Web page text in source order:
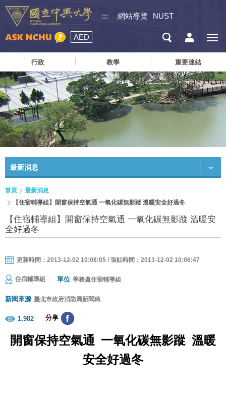
::: 網站導覽 NUST
AED
行政 教學 重要連結
最新消息
首頁
最新消息
【住宿輔導組】開窗保持空氣通 一氧化碳無影蹤 溫暖安全好過冬
【住宿輔導組】開窗保持空氣通 一氧化碳無影蹤 溫暖安
全好過冬
更新時間：2013-12-02 10:08:05 / 張貼時間：2013-12-02 10:06:47
住宿輔導組 單位 學務處住宿輔導組
新聞來源 臺北市政府消防局新聞稿
1,982 分享
開窗保持空氣通 一氧化碳無影蹤 溫暖
安全好過冬